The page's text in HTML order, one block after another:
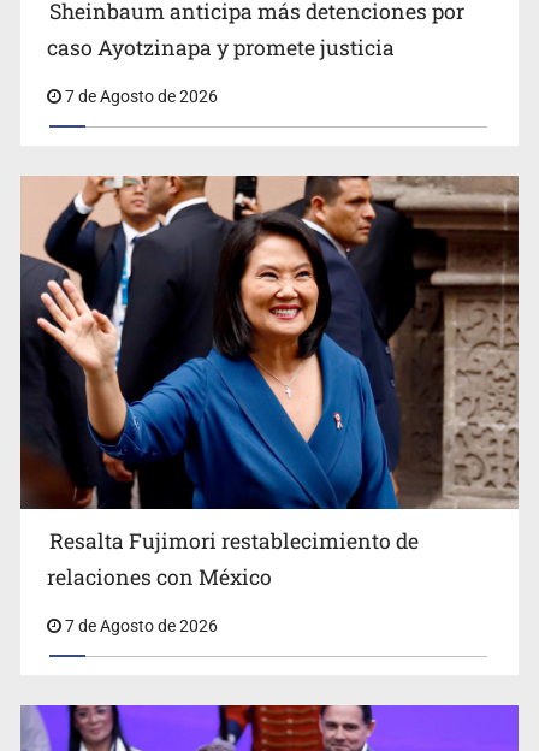
Descartan riesgo tras reportes de olor a gas en tres
colonias de Tlaquepaque
Ayotzinapa y promete justicia
Sheinbaum anticipa más detenciones por
caso Ayotzinapa y promete justicia
7 de Agosto de 2026
Resalta Fujimori restablecimiento de
relaciones con México
7 de Agosto de 2026